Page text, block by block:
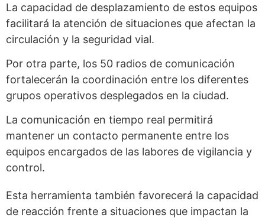
La capacidad de desplazamiento de estos equipos
facilitará la atención de situaciones que afectan la
circulación y la seguridad vial.
Por otra parte, los 50 radios de comunicación
fortalecerán la coordinación entre los diferentes
grupos operativos desplegados en la ciudad.
La comunicación en tiempo real permitirá
mantener un contacto permanente entre los
equipos encargados de las labores de vigilancia y
control.
Esta herramienta también favorecerá la capacidad
de reacción frente a situaciones que impactan la